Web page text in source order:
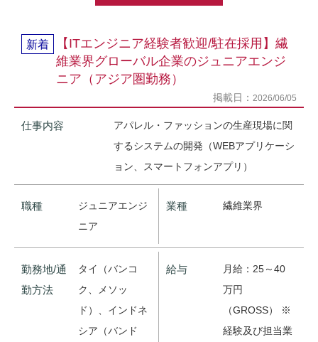
新着
【ITエンジニア経験者歓迎/駐在採用】繊
維業界グローバル企業のジュニアエンジ
ニア（アジア圏勤務）
掲載日： 2026/06/05
仕事内容
アパレル・ファッションの生産現場に関
するシステムの開発（WEBアプリケーシ
ョン、スマートフォンアプリ）
職種
ジュニアエンジ
ニア
業種 繊維業界
勤務地/通
勤方法
タイ（バンコ
ク、メソッ
ド）、インドネ
シア（バンド
給与
月給：25～40
万円
（GROSS） ※
経験及び担当業